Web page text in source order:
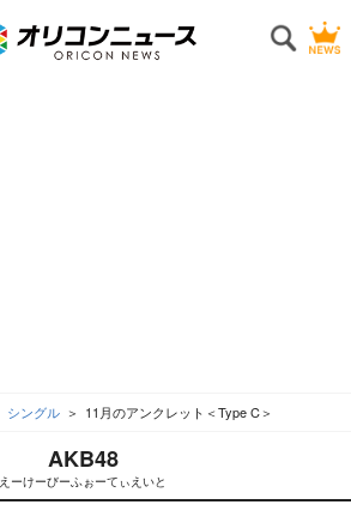
シングル 11月のアンクレット＜Type C＞
AKB48
えーけーびーふぉーてぃえいと